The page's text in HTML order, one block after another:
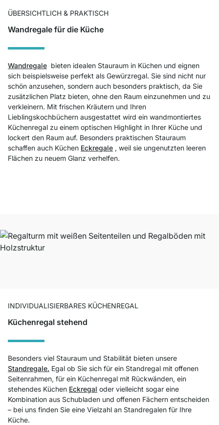
ÜBERSICHTLICH & PRAKTISCH
Wandregale für die Küche
Wandregale bieten idealen Stauraum in Küchen und eignen
sich beispielsweise perfekt als Gewürzregal. Sie sind nicht nur
schön anzusehen, sondern auch besonders praktisch, da Sie
zusätzlichen Platz bieten, ohne den Raum einzunehmen und zu
verkleinern. Mit frischen Kräutern und Ihren
Lieblingskochbüchern ausgestattet wird ein wandmontiertes
Küchenregal zu einem optischen Highlight in Ihrer Küche und
lockert den Raum auf. Besonders praktischen Stauraum
schaffen auch Küchen Eckregale , weil sie ungenutzten leeren
Flächen zu neuem Glanz verhelfen.
INDIVIDUALISIERBARES KÜCHENREGAL
Küchenregal stehend
Besonders viel Stauraum und Stabilität bieten unsere
Standregale. Egal ob Sie sich für ein Standregal mit offenen
Seitenrahmen, für ein Küchenregal mit Rückwänden, ein
stehendes Küchen Eckregal oder vielleicht sogar eine
Kombination aus Schubladen und offenen Fächern entscheiden
– bei uns finden Sie eine Vielzahl an Standregalen für Ihre
Küche.